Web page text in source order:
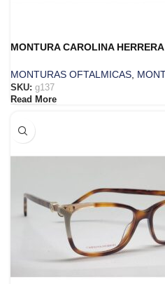
MONTURA CAROLINA
MONTURAS OFTALMICAS
SKU: g137
Read More